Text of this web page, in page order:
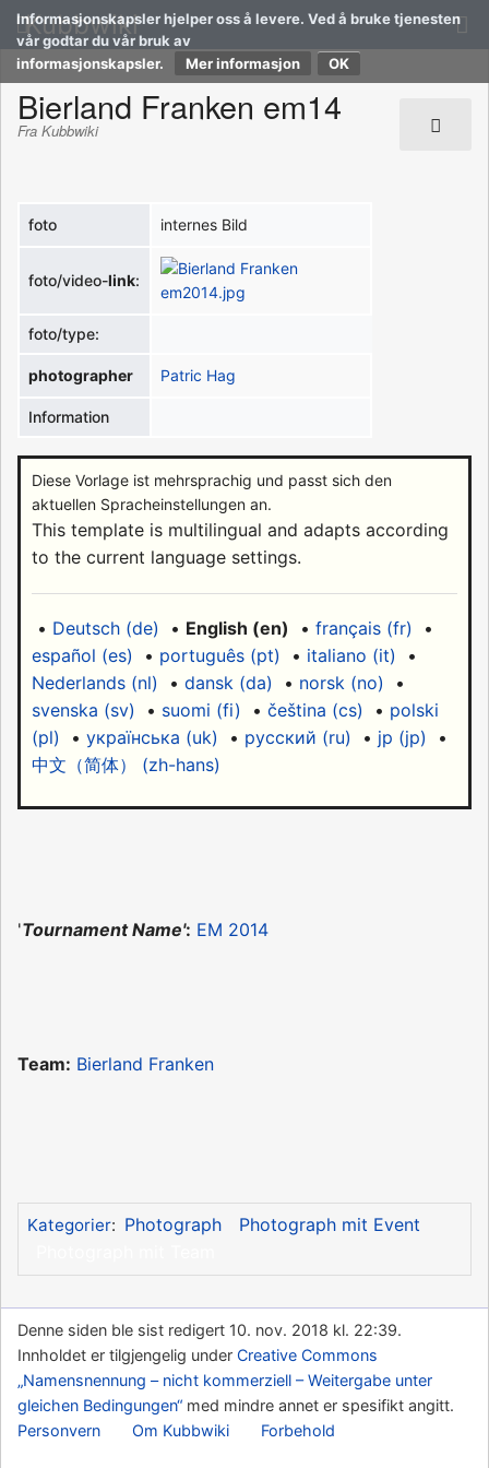
Informasjonskapsler hjelper oss å levere. Ved å bruke tjenesten
vår godtar du vår bruk av
informasjonskapsler.
Mer informasjon
Kubbwiki
Bierland Franken em14
Fra Kubbwiki
foto internes Bild
foto/video-link:
foto/type:
photographer Patric Hag
Information
Diese Vorlage ist mehrsprachig und passt sich den
aktuellen Spracheinstellungen an.
This template is multilingual and adapts according
to the current language settings.
• Deutsch (de) • English (en) • français (fr) •
español (es) • português (pt) • italiano (it) •
Nederlands (nl) • dansk (da) • norsk (no) •
svenska (sv) • suomi (fi) • čeština (cs) • polski
(pl) • українська (uk) • русский (ru) • jp (jp) •
中文（简体）‎ (zh-hans)
'Tournament Name': EM 2014
Team: Bierland Franken
Kategorier: Photograph
Photograph mit Event
Denne siden ble sist redigert 10. nov. 2018 kl. 22:39.
Innholdet er tilgjengelig under Creative Commons
„Namensnennung – nicht kommerziell – Weitergabe unter
gleichen Bedingungen“ med mindre annet er spesifikt angitt.
Personvern
Om Kubbwiki Forbehold